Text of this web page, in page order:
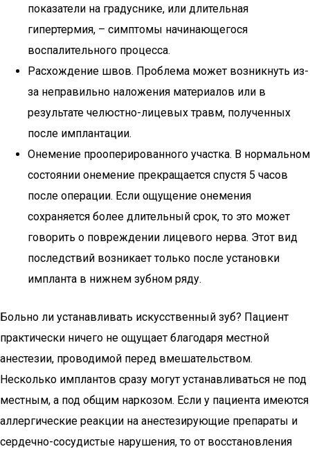
показатели на градуснике, или длительная
гипертермия, – симптомы начинающегося
воспалительного процесса.
Расхождение швов. Проблема может возникнуть из-
за неправильно наложения материалов или в
результате челюстно-лицевых травм, полученных
после имплантации.
Онемение прооперированного участка. В нормальном
состоянии онемение прекращается спустя 5 часов
после операции. Если ощущение онемения
сохраняется более длительный срок, то это может
говорить о повреждении лицевого нерва. Этот вид
последствий возникает только после установки
импланта в нижнем зубном ряду.
Больно ли устанавливать искусственный зуб? Пациент
практически ничего не ощущает благодаря местной
анестезии, проводимой перед вмешательством.
Несколько имплантов сразу могут устанавливаться не под
местным, а под общим наркозом. Если у пациента имеются
аллергические реакции на анестезирующие препараты и
сердечно-сосудистые нарушения, то от восстановления